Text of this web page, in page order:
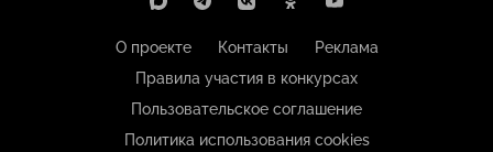
О проекте Контакты
Реклама
Правила участия в конкурсах
Пользовательское соглашение
Политика использования cookies